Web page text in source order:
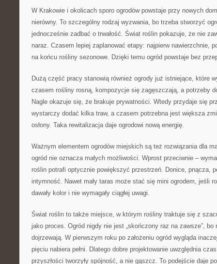
W Krakowie i okolicach sporo ogrodów powstaje przy nowych
nierówny. To szczególny rodzaj wyzwania, bo trzeba stworzyć
jednocześnie zadbać o trwałość. Świat roślin pokazuje, że nie
naraz. Czasem lepiej zaplanować etapy: najpierw nawierzchnie,
na końcu rośliny sezonowe. Dzięki temu ogród powstaje bez
Dużą część pracy stanowią również ogrody już istniejące, które
czasem rośliny rosną, kompozycje się zagęszczają, a potrzeby
Nagle okazuje się, że brakuje prywatności. Wtedy przydaje się
wystarczy dodać kilka traw, a czasem potrzebna jest większa
osłony. Taka rewitalizacja daje ogrodowi nową energię.
Ważnym elementem ogrodów miejskich są też rozwiązania dla
ogród nie oznacza małych możliwości. Wprost przeciwnie –
roślin potrafi optycznie powiększyć przestrzeń. Donice, pnącza,
intymność. Nawet mały taras może stać się mini ogrodem, jeśli
dawały kolor i nie wymagały ciągłej uwagi.
Świat roślin to także miejsce, w którym rośliny traktuje się z
jako proces. Ogród nigdy nie jest „skończony raz na zawsze”,
dojrzewają. W pierwszym roku po założeniu ogród wygląda
pięciu nabiera pełni. Dlatego dobre projektowanie uwzględnia
przyszłości tworzyły spójność, a nie gąszcz. To podejście daje